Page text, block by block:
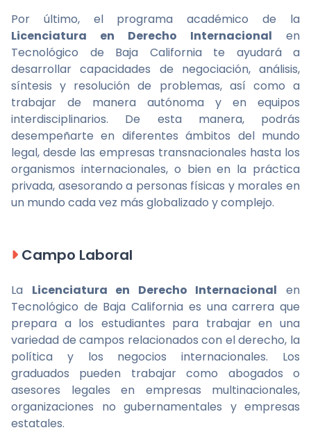
Por último, el programa académico de la
Licenciatura en Derecho Internacional en
Tecnológico de Baja California te ayudará a
desarrollar capacidades de negociación, análisis,
síntesis y resolución de problemas, así como a
trabajar de manera autónoma y en equipos
interdisciplinarios. De esta manera, podrás
desempeñarte en diferentes ámbitos del mundo
legal, desde las empresas transnacionales hasta los
organismos internacionales, o bien en la práctica
privada, asesorando a personas físicas y morales en
un mundo cada vez más globalizado y complejo.
Campo Laboral
La Licenciatura en Derecho Internacional en
Tecnológico de Baja California es una carrera que
prepara a los estudiantes para trabajar en una
variedad de campos relacionados con el derecho, la
política y los negocios internacionales. Los
graduados pueden trabajar como abogados o
asesores legales en empresas multinacionales,
organizaciones no gubernamentales y empresas
estatales.